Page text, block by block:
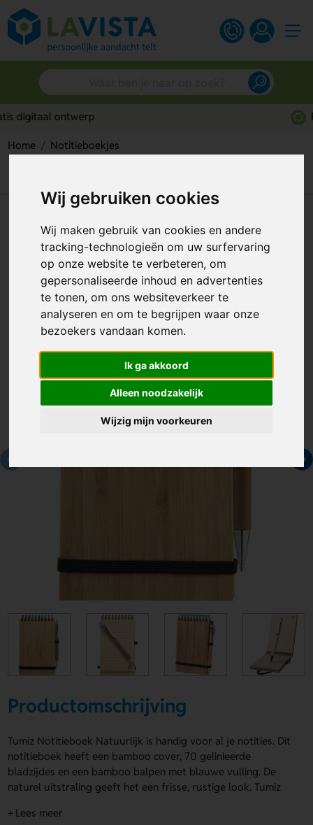
Wij gebruiken cookies
Wij maken gebruik van cookies en andere
tracking-technologieën om uw surfervaring
op onze website te verbeteren, om
gepersonaliseerde inhoud en advertenties
te tonen, om ons websiteverkeer te
analyseren en om te begrijpen waar onze
bezoekers vandaan komen.
Ik ga akkoord
Alleen noodzakelijk
Wijzig mijn voorkeuren
Home
Notitieboekjes
Tumiz Natuurlijk Notitieboek –
Stijlvol en Duurzaam
Inschrijfboek
Artikelnummer: 205349
Productomschrijving
Tumiz Notitieboek Natuurlijk is handig voor al je notities. Dit
notitieboek heeft een bamboo cover, 70 gelinieerde
bladzijdes en een bamboo balpen met blauwe vulling. De
naturel uitstraling geeft het een frisse, rustige look. Tumiz
of tijdens een meeting. Laat het personaliseren op de
+ Lees meer